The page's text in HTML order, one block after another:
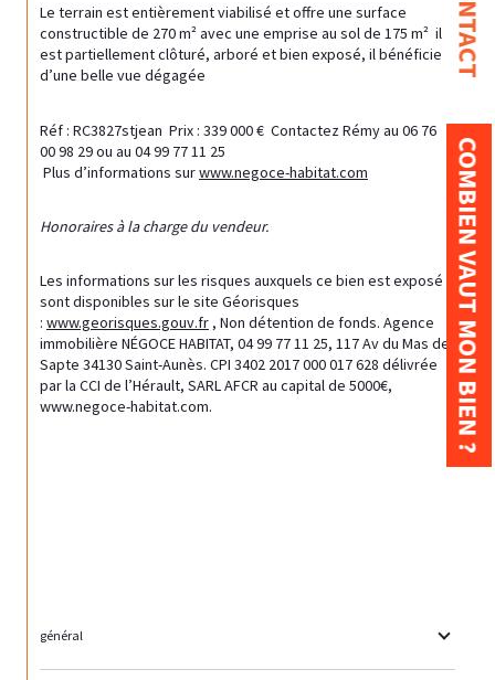
CONTACT
COMBIEN VAUT MON BIEN ?
Le terrain est entièrement viabilisé et offre une surface
constructible de 270 m² avec une emprise au sol de 175 m²  il
est partiellement clôturé, arboré et bien exposé, il bénéficie
d’une belle vue dégagée
Réf : RC3827stjean  Prix : 339 000 €  Contactez Rémy au 06 76
00 98 29 ou au 04 99 77 11 25
Plus d’informations sur www.negoce-habitat.com
Honoraires à la charge du vendeur.
Les informations sur les risques auxquels ce bien est exposé
sont disponibles sur le site Géorisques
: www.georisques.gouv.fr , Non détention de fonds. Agence
immobilière NÉGOCE HABITAT, 04 99 77 11 25, 117 Av du Mas de
Sapte 34130 Saint-Aunès. CPI 3402 2017 000 017 628 délivrée
par la CCI de l’Hérault, SARL AFCR au capital de 5000€,
www.negoce-habitat.com.
général